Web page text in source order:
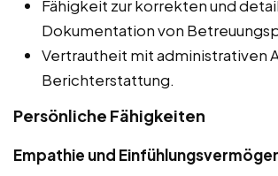
Fähigkeit zur korrekten und
Dokumentation von
Vertrautheit mit administrativen
Berichterstattung.
Persönliche Fähigkeiten
Empathie und